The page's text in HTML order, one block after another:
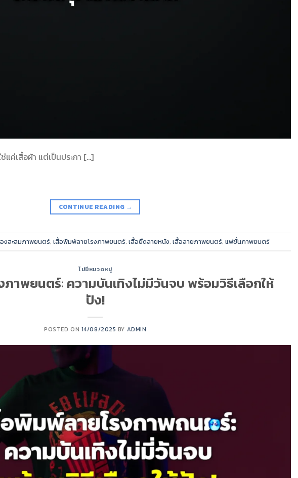
แค่เสื้อผ้า แต่เป็นประกา […]
CONTINUE READING →
งสะสมภาพยนตร์, เสื้อพิมพ์ลายโรงภาพยนตร์, เสื้อยืดลายหนัง, เสื้อลายภาพยนตร์, แฟชั่นภาพยนตร์
ไม่มีหมวดหมู่
าพยนตร์: ความบันเทิงไม่มีวันจบ พร้อมวิธีเลือกให้
ปัง!
POSTED ON 14/08/2025 BY ADMIN